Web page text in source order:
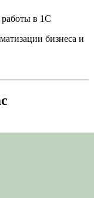
в 1С
бизнеса и